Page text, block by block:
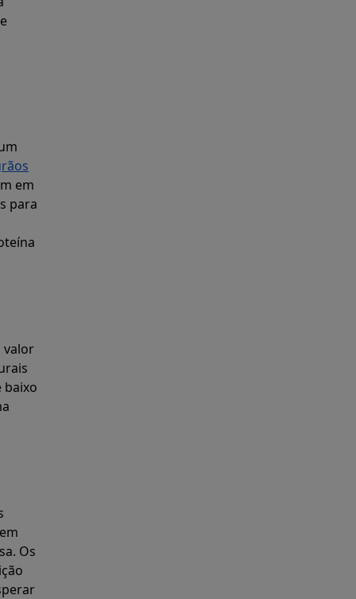
em
para
valor
baixo
Os